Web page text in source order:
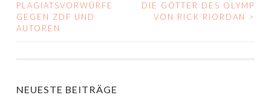
NAVIGATION
PLAGIATSVORWÜRFE
GEGEN ZDF UND
AUTOREN
DIE GÖTTER DES OLYMP
VON RICK RIORDAN
>
NEUESTE BEITRÄGE